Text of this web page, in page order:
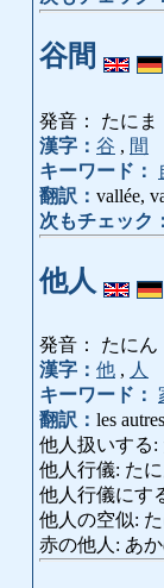
谷間
発音： たにま
漢字： 谷 , 間
キーワード：
翻訳： vallée,
次もチェック：
他人
発音： たにん
漢字： 他 , 人
キーワード：
翻訳： les
他人扱いする:
他人行儀: たに
他人行儀にす
他人の空似: た
赤の他人: あか